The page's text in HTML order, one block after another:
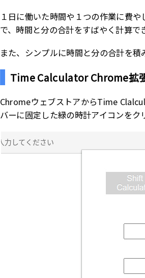
１日に働いた時間や１つの作業に費
で、時間と分の合計をすばやく計算で
また、シンプルに時間と分の合計を積
Time Calculator Chrome拡
ChromeウェブストアからTime
バーに固定した緑の時計アイコンをク